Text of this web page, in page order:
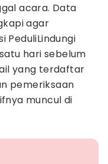
acara. Data
agar
PeduliLindungi
hari sebelum
yang terdaftar
pemeriksaan
muncul di